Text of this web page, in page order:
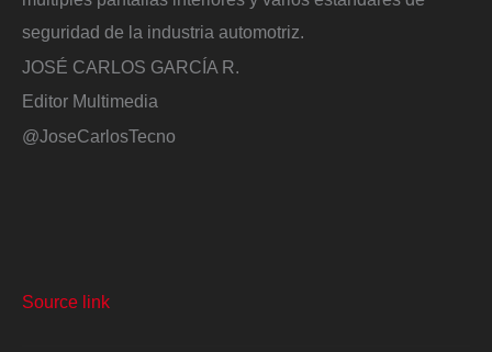
seguridad de la industria automotriz.
JOSÉ CARLOS GARCÍA R.
Editor Multimedia
@JoseCarlosTecno
Source link